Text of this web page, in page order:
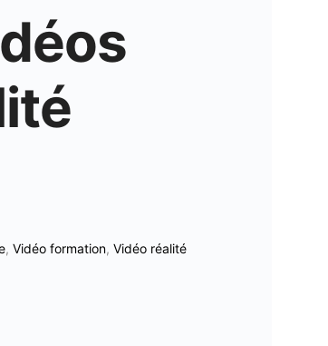
, Vidéo formation, Vidéo réalité